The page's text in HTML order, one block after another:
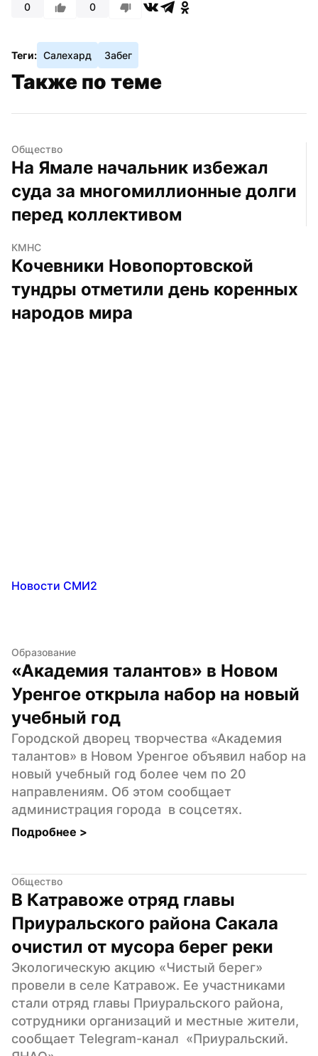
0 0
Теги: Салехард Забег
Также по теме
Общество
На Ямале начальник избежал
суда за многомиллионные долги
перед коллективом
КМНС
Кочевники Новопортовской
тундры отметили день коренных
народов мира
Новости СМИ2
Образование
«Академия талантов» в Новом
Уренгое открыла набор на новый
учебный год
Городской дворец творчества «Академия
талантов» в Новом Уренгое объявил набор на
новый учебный год более чем по 20
направлениям. Об этом сообщает
администрация города  в соцсетях.
Подробнее >
Общество
В Катравоже отряд главы
Приуральского района Сакала
очистил от мусора берег реки
Экологическую акцию «Чистый берег»
провели в селе Катравож. Ее участниками
стали отряд главы Приуральского района,
сотрудники организаций и местные жители,
сообщает Telegram-канал  «Приуральский.